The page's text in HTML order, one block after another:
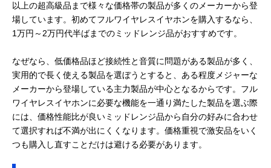
以上の超高級品まで様々な価格帯の製品が多くのメーカーから登
場しています。初めてフルワイヤレスイヤホンを購入するなら、
1万円～2万円代半ばまでのミッドレンジ品がおすすめです。
なぜなら、低価格品ほど接続性と音質に問題がある製品が多く、
実用的で長く使える製品を選ぼうとすると、ある程度メジャーな
メーカーから登場している主力製品が中心となるからです。フル
ワイヤレスイヤホンに必要な機能を一通り満たした製品を選ぶ際
には、価格性能比が良いミッドレンジ品から自分の好みに合わせ
て選択すれば不満が出にくくなります。価格重視で激安品をいく
つも購入し直すことだけは避ける必要があります。